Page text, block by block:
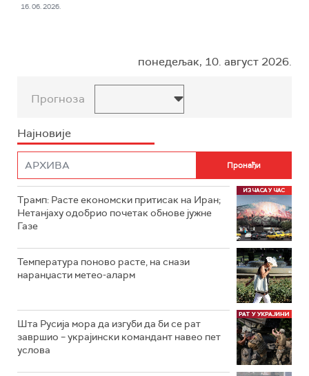
16. 06. 2026.
понедељак, 10. август 2026.
Прогноза
Најновије
Трамп: Расте економски притисак на Иран;
Нетанјаху одобрио почетак обнове јужне
Газе
Температура поново расте, на снази
наранџасти метео-аларм
Шта Русија мора да изгуби да би се рат
завршио – украјински командант навео пет
услова